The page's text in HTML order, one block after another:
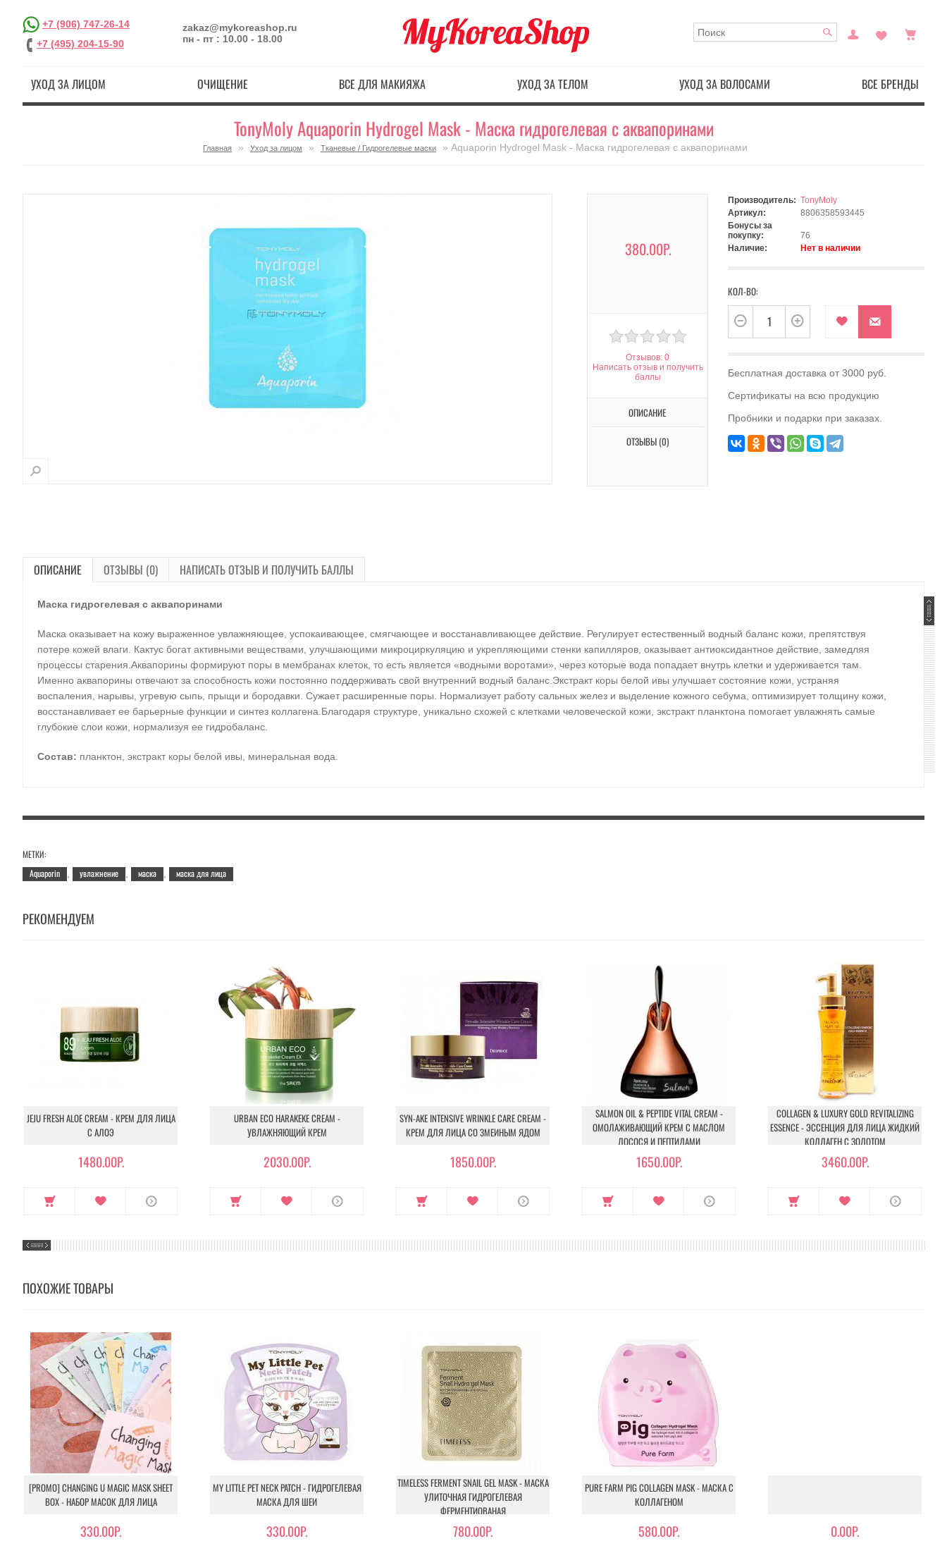
+7 (906) 747-26-14
+7 (495) 204-15-90
zakaz@mykoreashop.ru
пн - пт : 10.00 - 18.00
УХОД ЗА ЛИЦОМ ОЧИЩЕНИЕ ВСЕ ДЛЯ МАКИЯЖА УХОД ЗА ТЕЛОМ УХОД ЗА ВОЛОСАМИ ВСЕ БРЕНДЫ
TonyMoly Aquaporin Hydrogel Mask - Маска гидрогелевая с аквапоринами
Главная » Уход за лицом » Тканевые / Гидрогелевые маски » Aquaporin Hydrogel Mask - Маска гидрогелевая с аквапоринами
380.00Р.
Отзывов: 0
Написать отзыв и получить
баллы
ОПИСАНИЕ
ОТЗЫВЫ (0)
Производитель: TonyMoly
Артикул:
8806358593445
Бонусы за
покупку:
76
Наличие:
Нет в наличии
КОЛ-ВО:
Бесплатная доставка от 3000 руб.
Сертификаты на всю продукцию
Пробники и подарки при заказах.
ОПИСАНИЕ ОТЗЫВЫ (0) НАПИСАТЬ ОТЗЫВ И ПОЛУЧИТЬ БАЛЛЫ
Маска гидрогелевая с аквапоринами
Маска оказывает на кожу выраженное увлажняющее, успокаивающее, смягчающее и восстанавливающее действие. Регулирует естественный водный баланс кожи, препятствуя
потере кожей влаги. Кактус богат активными веществами, улучшающими микроциркуляцию и укрепляющими стенки капилляров, оказывает антиоксидантное действие, замедляя
процессы старения.Аквапорины формируют поры в мембранах клеток, то есть является «водными воротами», через которые вода попадает внутрь клетки и удерживается там.
Именно аквапорины отвечают за способность кожи постоянно поддерживать свой внутренний водный баланс.Экстракт коры белой ивы улучшает состояние кожи, устраняя
воспаления, нарывы, угревую сыпь, прыщи и бородавки. Сужает расширенные поры. Нормализует работу сальных желез и выделение кожного себума, оптимизирует толщину кожи,
восстанавливает ее барьерные функции и синтез коллагена.Благодаря структуре, уникально схожей с клетками человеческой кожи, экстракт планктона помогает увлажнять самые
глубокие слои кожи, нормализуя ее гидробаланс.
Состав: планктон, экстракт коры белой ивы, минеральная вода.
МЕТКИ:
Aquaporin
увлажнение маска маска для лица
РЕКОМЕНДУЕМ
JEJU FRESH ALOE CREAM - КРЕМ ДЛЯ ЛИЦА
С АЛОЭ
1480.00Р.
URBAN ECO HARAKEKE CREAM -
УВЛАЖНЯЮЩИЙ КРЕМ
2030.00Р.
SYN-AKE INTENSIVE WRINKLE CARE CREAM -
КРЕМ ДЛЯ ЛИЦА СО ЗМЕИНЫМ ЯДОМ
1850.00Р.
SALMON OIL & PEPTIDE VITAL CREAM -
ОМОЛАЖИВАЮЩИЙ КРЕМ С МАСЛОМ
ЛОСОСЯ И ПЕПТИДАМИ
1650.00Р.
COLLAGEN & LUXURY GOLD REVITALIZING
ESSENCE - ЭССЕНЦИЯ ДЛЯ ЛИЦА ЖИДКИЙ
КОЛЛАГЕН С ЗОЛОТОМ
3460.00Р.
ПОХОЖИЕ ТОВАРЫ
[PROMO] CHANGING U MAGIC MASK SHEET
BOX - НАБОР МАСОК ДЛЯ ЛИЦА
330.00Р.
MY LITTLE PET NECK PATCH - ГИДРОГЕЛЕВАЯ
МАСКА ДЛЯ ШЕИ
330.00Р.
TIMELESS FERMENT SNAIL GEL MASK - МАСКА
УЛИТОЧНАЯ ГИДРОГЕЛЕВАЯ
ФЕРМЕНТИОВАНАЯ
780.00Р.
PURE FARM PIG COLLAGEN MASK - МАСКА С
КОЛЛАГЕНОМ
580.00Р. 0.00Р.